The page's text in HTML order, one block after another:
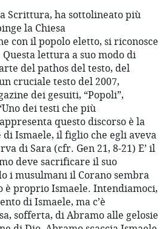
Scrittura, ha sottolineato più
la Chiesa
con il popolo eletto, si riconosce
lettura a suo modo di
del pathos del testo, del
cruciale testo del 2007,
dei gesuiti, “Popoli”,
dei testi che più
questo discorso è la
Ismaele, il figlio che egli aveva
di Sara (cfr. Gen 21, 8-21) E’ il
deve sacrificare il suo
i musulmani il Corano sembra
è proprio Ismaele. Intendiamoci,
di Ismaele, ma c’è
sofferta, di Abramo alle gelosie